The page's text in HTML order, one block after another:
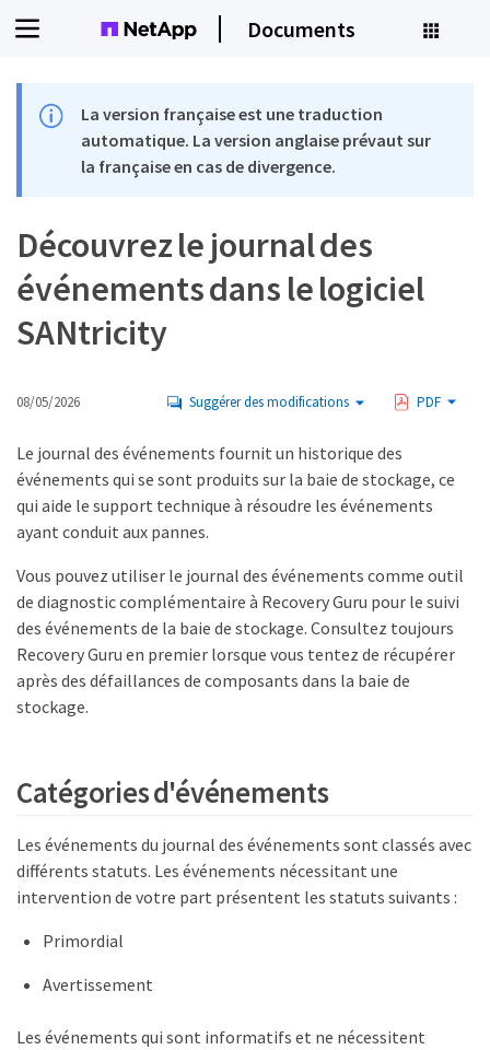
Documents
La version française est une traduction
automatique. La version anglaise prévaut sur
la française en cas de divergence.
Découvrez le journal des
événements dans le logiciel
SANtricity
08/05/2026 Suggérer des modifications PDF
Le journal des événements fournit un historique des
événements qui se sont produits sur la baie de stockage, ce
qui aide le support technique à résoudre les événements
ayant conduit aux pannes.
Vous pouvez utiliser le journal des événements comme outil
de diagnostic complémentaire à Recovery Guru pour le suivi
des événements de la baie de stockage. Consultez toujours
Recovery Guru en premier lorsque vous tentez de récupérer
après des défaillances de composants dans la baie de
stockage.
Catégories d'événements
Les événements du journal des événements sont classés avec
différents statuts. Les événements nécessitant une
intervention de votre part présentent les statuts suivants :
Primordial
Avertissement
Les événements qui sont informatifs et ne nécessitent